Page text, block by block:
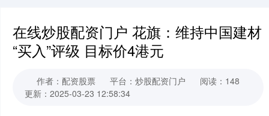
在线炒股配资门户 花旗：维持中国建材
“买入”评级 目标价4港元
作者：配资股票 平台：炒股配资门户
阅读：148
更新：2025-03-23 12:58:34